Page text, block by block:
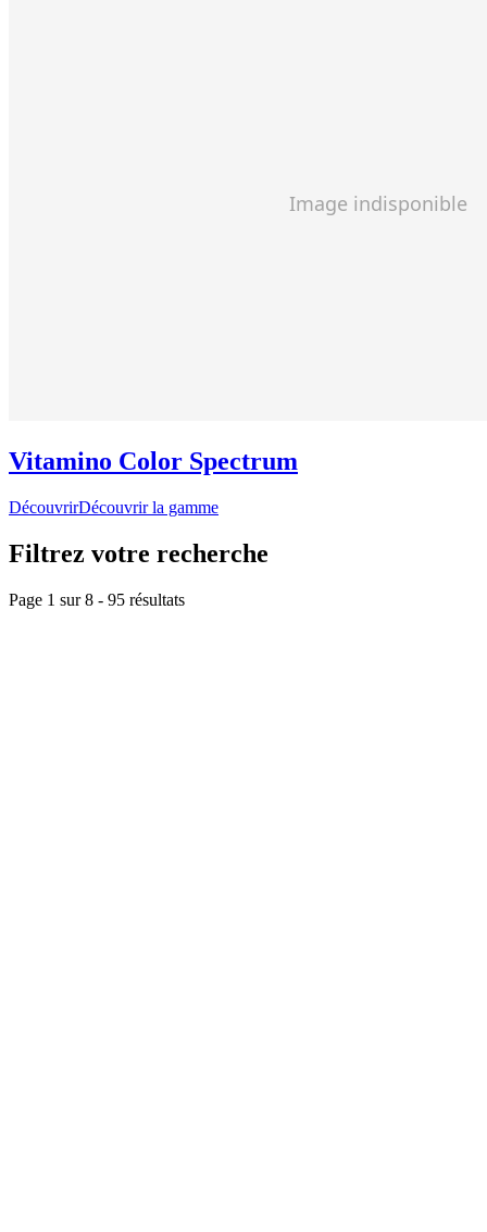
Vitamino Color Spectrum
DécouvrirDécouvrir la gamme
Filtrez votre recherche
Page 1 sur8 - 95 résultats